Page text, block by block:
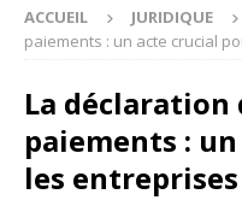
ACCUEIL JURIDIQUE
paiements : un acte crucial
La déclaration
paiements :
les